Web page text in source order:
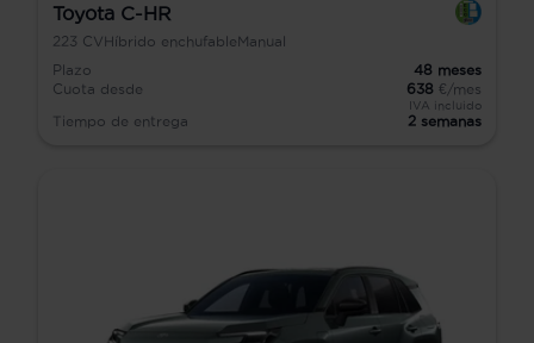
Toyota C-HR
223 CVHíbrido enchufableManual
Plazo
48 meses
Cuota desde
638 €/mes
IVA incluido
Tiempo de entrega 2 semanas